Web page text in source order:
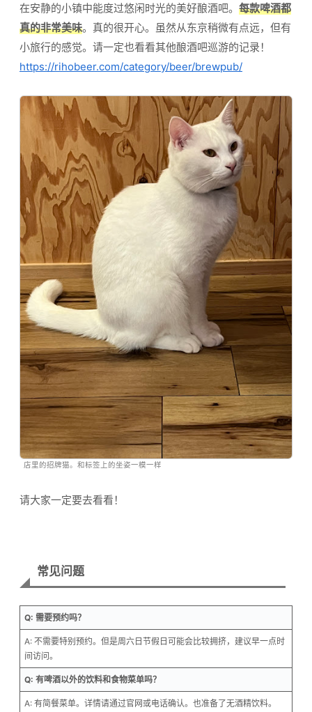
在安静的小镇中能度过悠闲时光的美好酿酒吧。 每款啤酒都
真的非常美味。真的很开心。虽然从东京稍微有点远，但有
小旅行的感觉。请一定也看看其他酿酒吧巡游的记录！
https://rihobeer.com/category/beer/brewpub/
店里的招牌猫。和标签上的坐姿一模一样
请大家一定要去看看！
常见问题
Q: 需要预约吗？
A: 不需要特别预约。但是周六日节假日可能会比较拥挤，建议早一点时
间访问。
Q: 有啤酒以外的饮料和食物菜单吗？
A: 有简餐菜单。详情请通过官网或电话确认。也准备了无酒精饮料。